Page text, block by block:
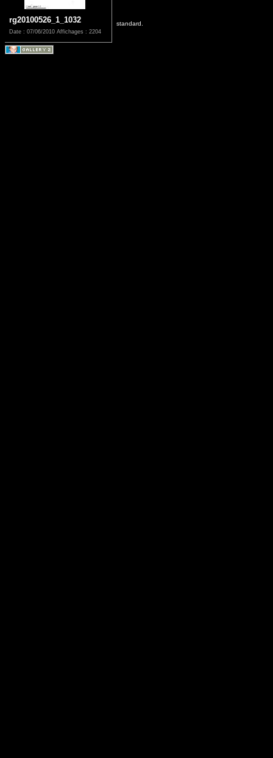
rg20100526_1_1032
Date : 07/06/2010 Affichages : 2204
standard.